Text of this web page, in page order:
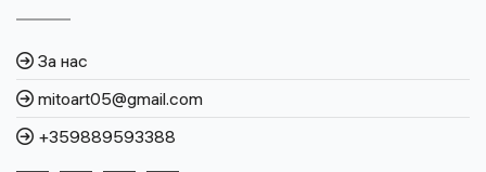
За нас
mitoart05@gmail.com
+359889593388